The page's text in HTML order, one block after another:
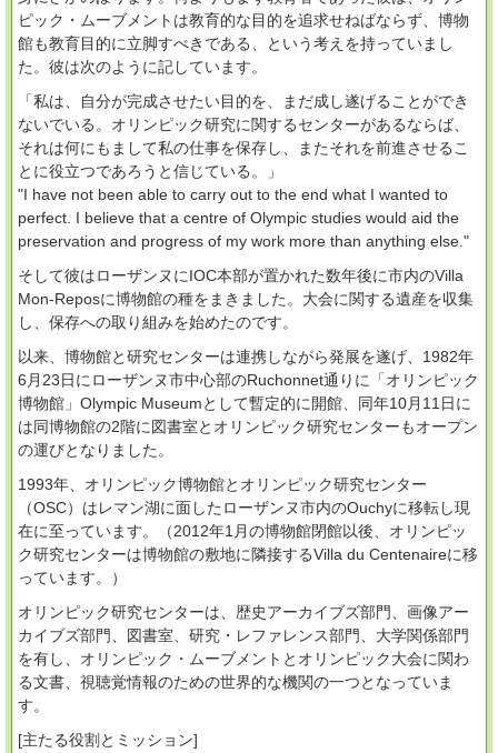
ピック・ムーブメントは教育的な目的を追求せねばならず、博物
館も教育目的に立脚すべきである、という考えを持っていまし
た。彼は次のように記しています。
「私は、自分が完成させたい目的を、まだ成し遂げることができ
ないでいる。オリンピック研究に関するセンターがあるならば、
それは何にもまして私の仕事を保存し、またそれを前進させるこ
とに役立つであろうと信じている。」
"I have not been able to carry out to the end what I wanted to
perfect. I believe that a centre of Olympic studies would aid the
preservation and progress of my work more than anything else."
そして彼はローザンヌにIOC本部が置かれた数年後に市内のVilla
Mon-Reposに博物館の種をまきました。大会に関する遺産を収集
し、保存への取り組みを始めたのです。
以来、博物館と研究センターは連携しながら発展を遂げ、1982年
6月23日にローザンヌ市中心部のRuchonnet通りに「オリンピック
博物館」Olympic Museumとして暫定的に開館、同年10月11日に
は同博物館の2階に図書室とオリンピック研究センターもオープン
の運びとなりました。
1993年、オリンピック博物館とオリンピック研究センター
（OSC）はレマン湖に面したローザンヌ市内のOuchyに移転し現
在に至っています。（2012年1月の博物館閉館以後、オリンピッ
ク研究センターは博物館の敷地に隣接するVilla du Centenaireに移
っています。）
オリンピック研究センターは、歴史アーカイブズ部門、画像アー
カイブズ部門、図書室、研究・レファレンス部門、大学関係部門
を有し、オリンピック・ムーブメントとオリンピック大会に関わ
る文書、視聴覚情報のための世界的な機関の一つとなっていま
す。
[主たる役割とミッション]